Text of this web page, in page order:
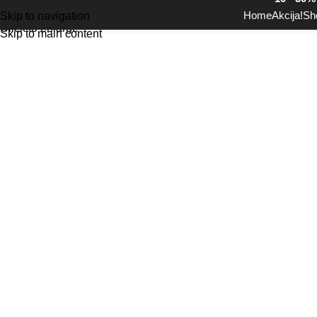
Skip to navigation
Skip to main content
HomeAkcija!
Click to enlarge